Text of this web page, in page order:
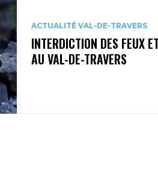
ACTUALITÉ VAL-DE-TRAVERS
INTERDICTION DES FEUX
AU VAL-DE-TRAVERS